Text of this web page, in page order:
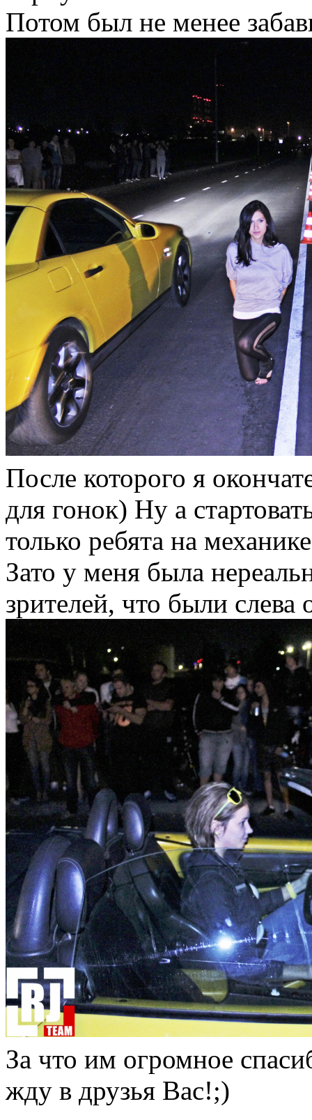
Потом был не менее
После которого я
для гонок) Ну а
только ребята на
Зато у меня была
зрителей, что были
За что им огромное
жду в друзья Вас!;)